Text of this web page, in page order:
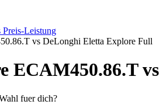
Preis-Leistung
vs DeLonghi Eletta Explore Full
ECAM450.86.Tvs
fuer dich?